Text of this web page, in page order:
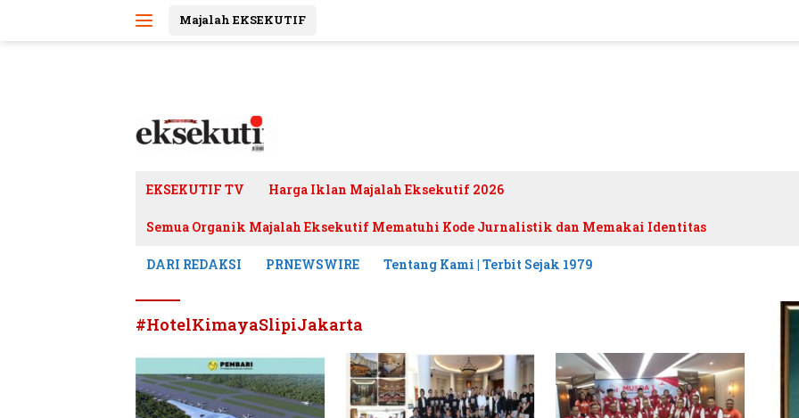
Majalah EKSEKUTIF
EKSEKUTIF TV Harga Iklan Majalah Eksekutif 2026
Semua Organik Majalah Eksekutif Mematuhi Kode Jurnalistik dan Memakai Identitas
DARI REDAKSI PRNEWSWIRE Tentang Kami | Terbit Sejak 1979
#HotelKimayaSlipiJakarta